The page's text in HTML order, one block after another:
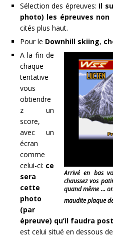
Sélection des épreuves: Il
photo) les épreuves non
cités plus haut.
Pour le Downhill skiing,
Arrivé en bas
chaussez vos
quand même …
maudite plaque
A la fin de
chaque
tentative
vous
obtiendre
z un
score,
avec un
écran
comme
celui-ci: ce
sera
cette
photo
(par
épreuve) qu’il faudra
est celui situé en dessous